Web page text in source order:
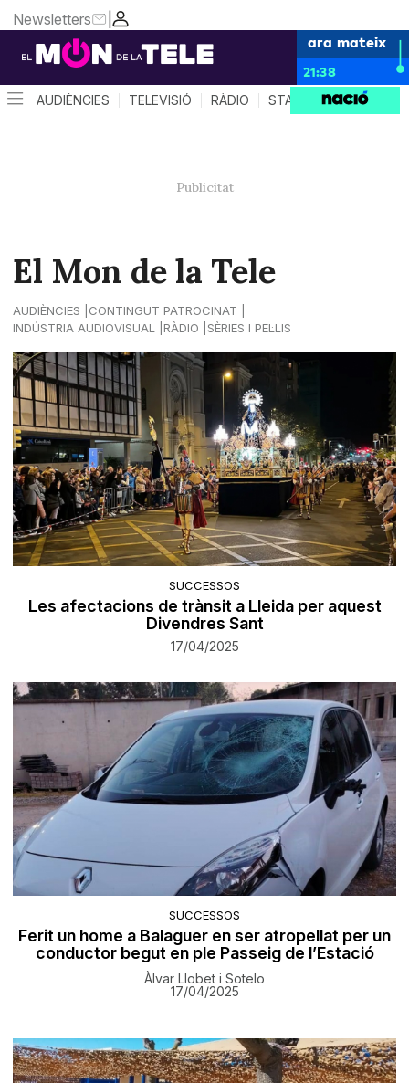
|
Newsletters
ara mateix
21:38
AUDIÈNCIES TELEVISIÓ RÀDIO STAR SYSTEM
El Mon de la Tele
AUDIÈNCIES
CONTINGUT PATROCINAT
INDÚSTRIA AUDIOVISUAL
RÀDIO SÈRIES I PEL·LIS
SUCCESSOS
Les afectacions de trànsit a Lleida per aquest
Divendres Sant
17/04/2025
SUCCESSOS
Ferit un home a Balaguer en ser atropellat per un
conductor begut en ple Passeig de l’Estació
Àlvar Llobet i Sotelo
17/04/2025